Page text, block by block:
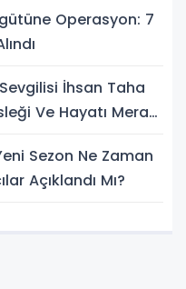
Operasyon: 7
Sevgilisi İhsan Taha
Ve Hayatı Merak
Sezon Ne Zaman
Açıklandı Mı?